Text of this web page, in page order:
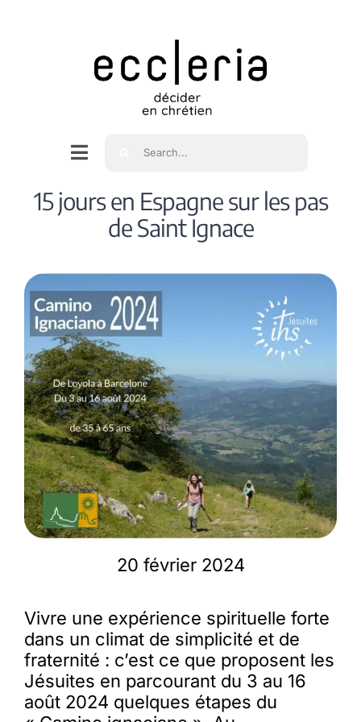
Navigation
bascule
Accueil
Intéressés
Spiritualité
Membres
L’actu
Nous soutenir
La revue Responsables
Rechercher
15 jours en Espagne sur les pas
de Saint Ignace
20 février 2024
Vivre une expérience spirituelle forte
dans un climat de simplicité et de
fraternité : c’est ce que proposent les
Jésuites en parcourant du 3 au 16
août 2024 quelques étapes du